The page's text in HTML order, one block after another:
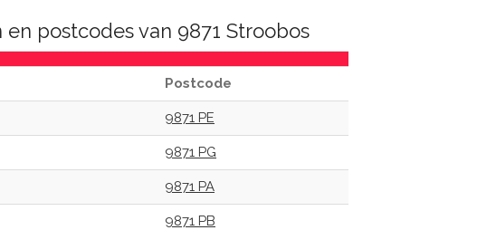
postcodes van 9871 Stroobos
Postcode
9871 PE
9871 PG
9871 PA
9871 PB